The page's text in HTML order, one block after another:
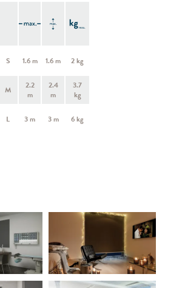
S 1.6 m 1.6 m 2 kg
M
2.2
m
2.4
m
3.7
kg
L 3 m 3 m 6 kg